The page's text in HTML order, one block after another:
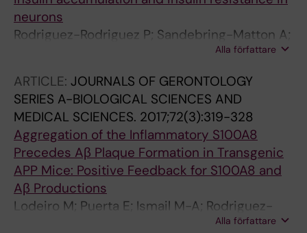
neurons
Rodriguez-Rodriguez P; Sandebring-Matton A;
Merino-Serrais P; Parrado-Fernandez C;
Minguez A
Alla författare
ARTICLE: JOURNALS OF GERONTOLOGY
SERIES A-BIOLOGICAL SCIENCES AND
MEDICAL SCIENCES. 2017;72(3):319-328
Aggregation of the Inflammatory S100A8
Precedes Aβ Plaque Formation in Transgenic
APP Mice: Positive Feedback for S100A8 and
Aβ Productions
Lodeiro M; Puerta E; Ismail M-A; Rodriguez-
Rodriguez P; Ronnback A; Codita A; Parrado-
Alla författare